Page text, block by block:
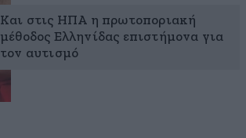
Και στις ΗΠΑ η πρωτοποριακή
μέθοδος Ελληνίδας επιστήμονα για
τον αυτισμό